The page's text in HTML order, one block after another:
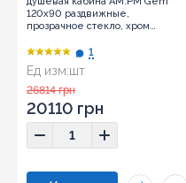
120х90 раздвижные,
прозрачное стекло, хром
MT)
Ед изм:шт
1
26814 грн
20110 грн